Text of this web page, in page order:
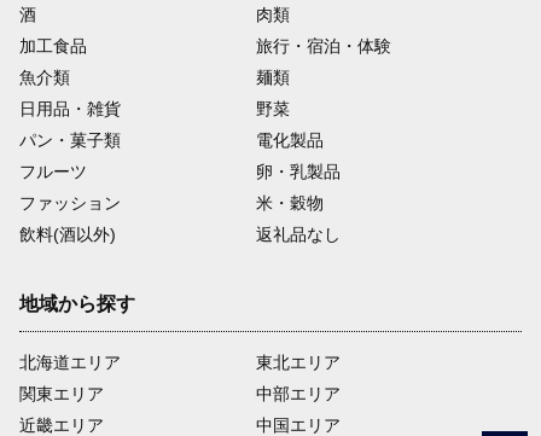
酒
肉類
加工食品
旅行・宿泊・体験
魚介類
麺類
日用品・雑貨
野菜
パン・菓子類
電化製品
フルーツ
卵・乳製品
ファッション
米・穀物
飲料(酒以外)
返礼品なし
地域から探す
北海道エリア
関東エリア
近畿エリア
東北エリア
中部エリア
中国エリア